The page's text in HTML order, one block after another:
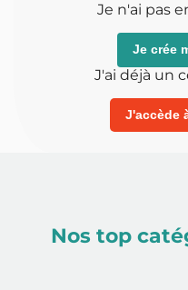
Je n'ai pas
Je crée
J'ai déjà un
J'accède
Nos top